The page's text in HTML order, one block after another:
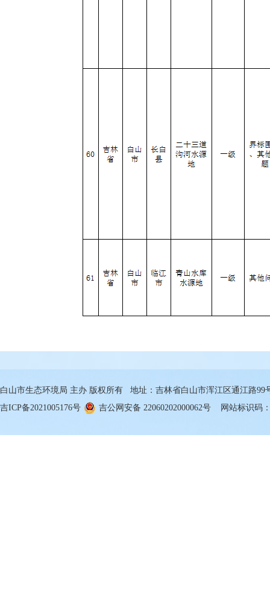
白山市生态环境局 主办 版权所有 地址：吉林省白山市浑江区通江路99
吉ICP备2021005176号
吉公网安备 22060202000062号 网站标识码